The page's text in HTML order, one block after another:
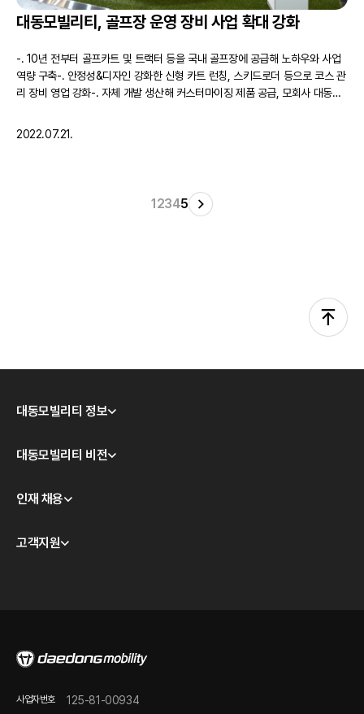
대동모빌리티, 골프장 운영 장비 사업 확대 강화
-. 10년 전부터 골프카트 및 트랙터 등을 국내 골프장에 공급해 노하우와 사업
역량 구축-. 안정성&디자인 강화한 신형 카트 런칭, 스키드로더 등으로 코스 관
리 장비 영업 강화-. 자체 개발 생산해 커스터마이징 제품 공급, 모회사 대동과
빌리티(대표이사 원유현)는 골프 카트를 비롯한 레저&가드닝 모빌리티로 골프
2022.07.21.
12345
대동모빌리티 정보
회사소개
경영이념
대동모빌리티 비전
모빌리티 테크놀로지
인재 채용
채용 안내
고객지원
FAQ
사업자번호 125-81-00934